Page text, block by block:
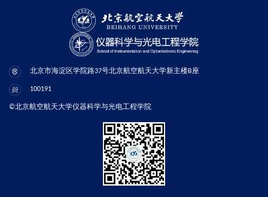
北京市海淀区学院路37号北京航空航天大学新主楼B座
100191
©北京航空航天大学仪器科学与光电工程学院